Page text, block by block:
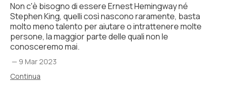
Non c'è bisogno di essere Ernest Hemingway né
Stephen King, quelli così nascono raramente, basta
molto meno talento per aiutare o intrattenere molte
persone, la maggior parte delle quali non le
conosceremo mai.
— 9 Mar 2023
Continua